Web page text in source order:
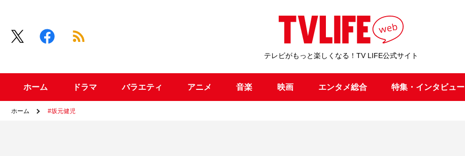
テレビがもっと楽しくなる！TV LIFE公式サイト
ホーム ドラマ バラエティ アニメ 音楽 映画 エンタメ総合 特集・インタビュー
ホーム #坂元健児